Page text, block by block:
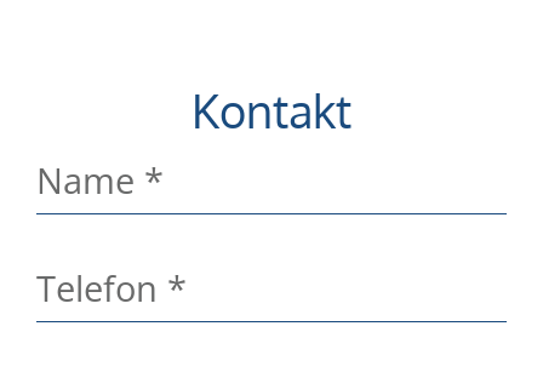
Kontakt
Name *
Telefon *